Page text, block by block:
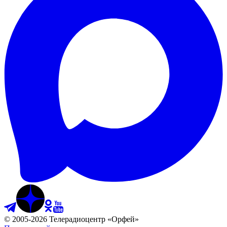
© 2005-2026 Телерадиоцентр «Орфей»